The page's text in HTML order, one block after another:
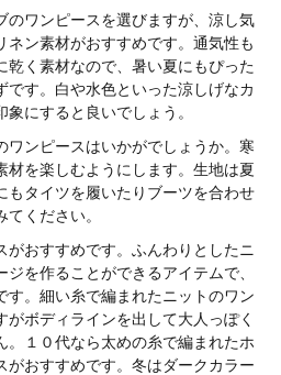
のワンピースを選びますが、涼し気
ネン素材がおすすめです。通気性も
乾く素材なので、暑い夏にもぴった
です。白や水色といった涼しげなカ
にすると良いでしょう。
ワンピースはいかがでしょうか。寒
材を楽しむようにします。生地は夏
もタイツを履いたりブーツを合わせ
ください。
がおすすめです。ふんわりとしたニ
ジを作ることができるアイテムで、
す。細い糸で編まれたニットのワン
がボディラインを出して大人っぽく
。１０代なら太めの糸で編まれたホ
がおすすめです。冬はダークカラー